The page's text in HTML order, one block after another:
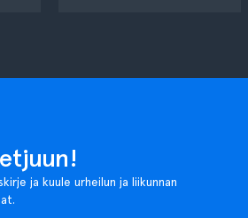
ja kuule urheilun ja liikunnan